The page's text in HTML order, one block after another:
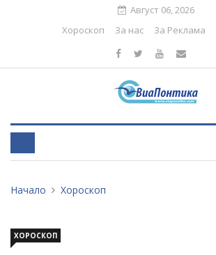
Август 06, 2026
Хороскоп
За нас За Реклама
Начало Хороскоп
ХОРОСКОП